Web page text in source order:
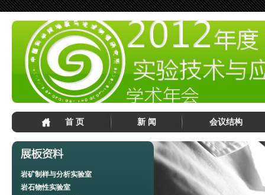
首 页 新 闻 会议结构
岩矿制样与分析实验室
岩石物性实验室